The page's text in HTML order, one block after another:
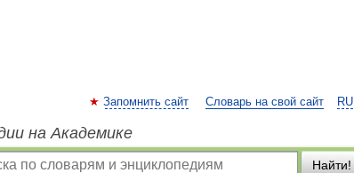
RU
Запомнить сайт Словарь на свой сайт
на Академике
Найти!